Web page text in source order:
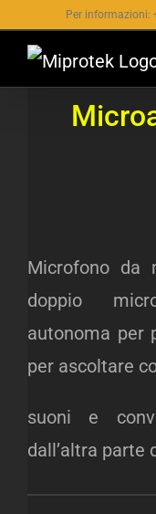
contenuto
Per informazioni:
Microfono da
doppio
autonoma per
per ascoltare
suoni e
dall’altra parte